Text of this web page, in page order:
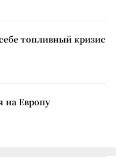
топливный кризис
на Европу